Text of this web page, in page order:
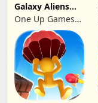
Galaxy Aliens
Space Shooter
One Up Games
Studio